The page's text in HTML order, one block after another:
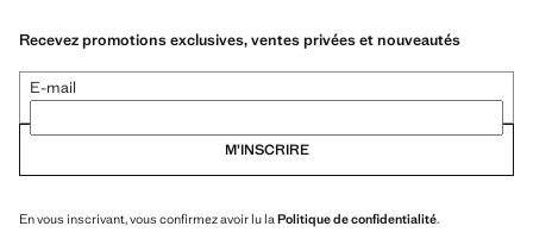
Recevez promotions exclusives, ventes privées et nouveautés
E-mail
M’INSCRIRE
En vous inscrivant, vous confirmez avoir lu la Politique de confidentialité.